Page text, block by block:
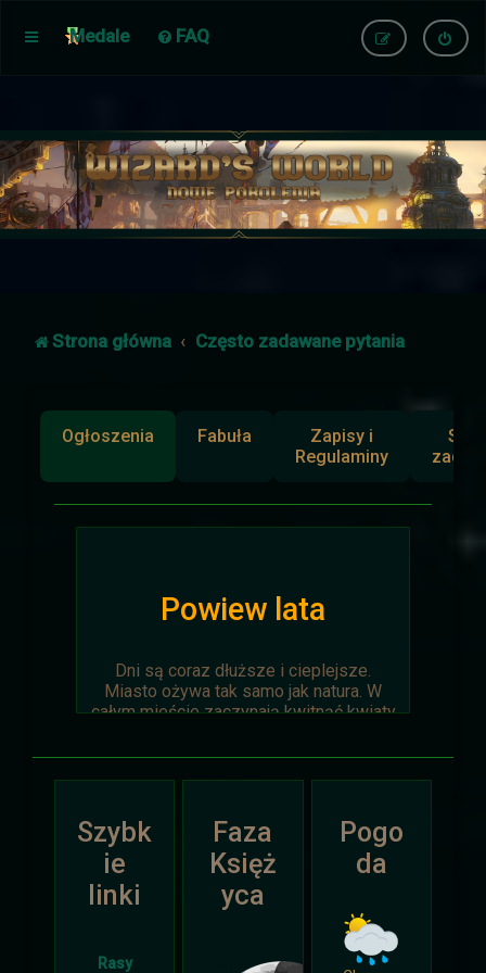
Medale FAQ
Strona główna Często zadawane pytania
Ogłoszenia Fabuła
Zapisy i
Regulaminy
Powiew lata
Dni są coraz dłuższe i cieplejsze.
Miasto ożywa tak samo jak natura. W
całym mieście zaczynają kwitnąć kwiaty
niej udział niech napisze do
Dariusza.
Otrzyma mały upominek.
Atak Zimy i Święta
Szybk
ie
linki
Rasy
Faza
Księż
yca
Pogo
da